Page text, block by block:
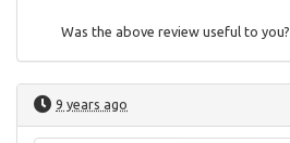
Was the above review useful to you?
9 years ago